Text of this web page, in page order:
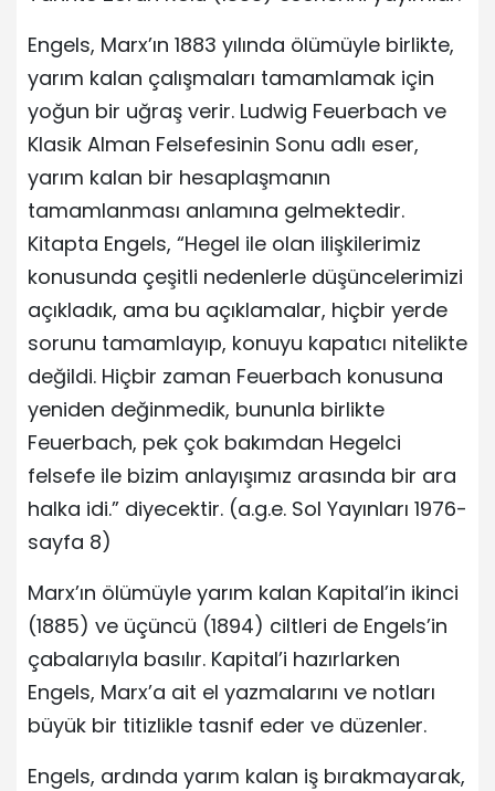
Engels, Marx’ın 1883 yılında ölümüyle birlikte,
yarım kalan çalışmaları tamamlamak için
yoğun bir uğraş verir. Ludwig Feuerbach ve
Klasik Alman Felsefesinin Sonu adlı eser,
yarım kalan bir hesaplaşmanın
tamamlanması anlamına gelmektedir.
Kitapta Engels, “Hegel ile olan ilişkilerimiz
konusunda çeşitli nedenlerle düşüncelerimizi
açıkladık, ama bu açıklamalar, hiçbir yerde
sorunu tamamlayıp, konuyu kapatıcı nitelikte
değildi. Hiçbir zaman Feuerbach konusuna
yeniden değinmedik, bununla birlikte
Feuerbach, pek çok bakımdan Hegelci
felsefe ile bizim anlayışımız arasında bir ara
halka idi.” diyecektir. (a.g.e. Sol Yayınları 1976-
sayfa 8)
Marx’ın ölümüyle yarım kalan Kapital’in ikinci
(1885) ve üçüncü (1894) ciltleri de Engels’in
çabalarıyla basılır. Kapital’i hazırlarken
Engels, Marx’a ait el yazmalarını ve notları
büyük bir titizlikle tasnif eder ve düzenler.
Engels, ardında yarım kalan iş bırakmayarak,